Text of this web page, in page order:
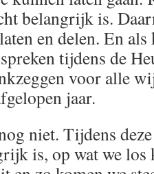
belangrijk is.
en delen. En
tijdens de
voor alle
jaar.
niet. Tijdens
is, op wat we los